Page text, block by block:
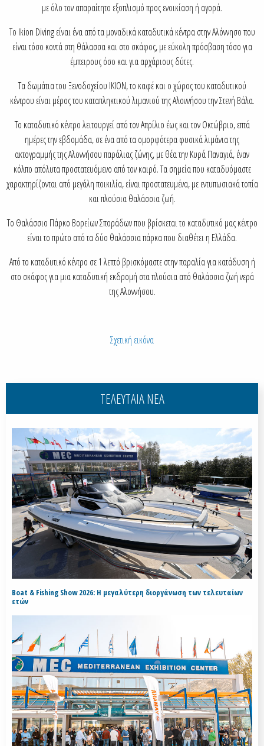
με όλο τον απαραίτητο εξοπλισμό προς ενοικίαση ή αγορά.
Το Ikion Diving είναι ένα από τα μοναδικά καταδυτικά κέντρα στην Αλόννησο που
είναι τόσο κοντά στη θάλασσα και στο σκάφος, με εύκολη πρόσβαση τόσο για
έμπειρους όσο και για αρχάριους δύτες.
Τα δωμάτια του Ξενοδοχείου IKION, το καφέ και ο χώρος του καταδυτικού
κέντρου είναι μέρος του καταπληκτικού λιμανιού της Αλοννήσου την Στενή Βάλα.
Το καταδυτικό κέντρο λειτουργεί από τον Απρίλιο έως και τον Οκτώβριο, επτά
ημέρες την εβδομάδα, σε ένα από τα ομορφότερα φυσικά λιμάνια της
ακτογραμμής της Αλοννήσου παράλιας ζώνης, με θέα την Κυρά Παναγιά, έναν
κόλπο απόλυτα προστατευόμενο από τον καιρό. Τα σημεία που καταδυόμαστε
χαρακτηρίζονται από μεγάλη ποικιλία, είναι προστατευμένα, με εντυπωσιακά τοπία
και πλούσια θαλάσσια ζωή.
Το Θαλάσσιο Πάρκο Βορείων Σποράδων που βρίσκεται το καταδυτικό μας κέντρο
είναι το πρώτο από τα δύο θαλάσσια πάρκα που διαθέτει η Ελλάδα.
Από το καταδυτικό κέντρο σε 1 λεπτό βρισκόμαστε στην παραλία για κατάδυση ή
στο σκάφος για μια καταδυτική εκδρομή στα πλούσια από θαλάσσια ζωή νερά
της Αλοννήσου.
Σχετική εικόνα
ΤΕΛΕΥΤΑΙΑ ΝΕΑ
Boat & Fishing Show 2026: Η μεγαλύτερη διοργάνωση των τελευταίων
ετών